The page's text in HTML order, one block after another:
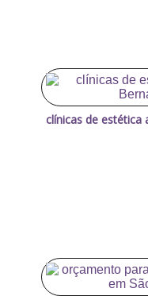
clínicas de estética